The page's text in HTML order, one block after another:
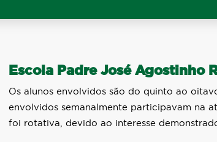
Escola Padre José Agostinho
Os alunos envolvidos são do quinto ao
envolvidos semanalmente participavam na
foi rotativa, devido ao interesse